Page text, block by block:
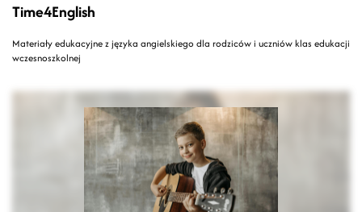
Time4English
Materiały edukacyjne z języka angielskiego dla rodziców i uczniów klas edukacji
wczesnoszkolnej